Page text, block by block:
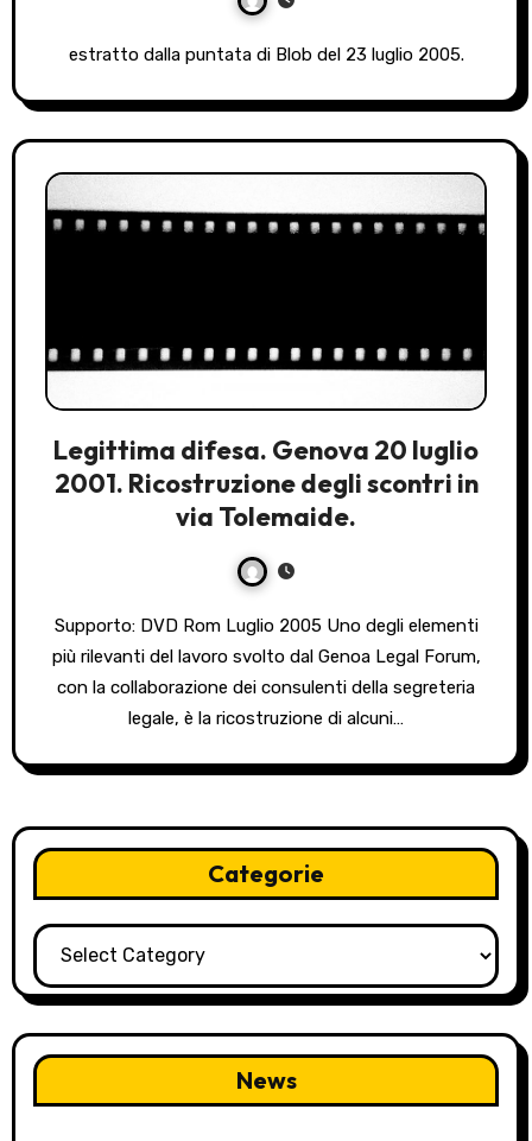
estratto dalla puntata di Blob del 23 luglio 2005.
Legittima difesa. Genova 20 luglio
2001. Ricostruzione degli scontri in
via Tolemaide.
Supporto: DVD Rom Luglio 2005 Uno degli elementi
più rilevanti del lavoro svolto dal Genoa Legal Forum,
con la collaborazione dei consulenti della segreteria
legale, è la ricostruzione di alcuni…
Categorie
Categorie
News